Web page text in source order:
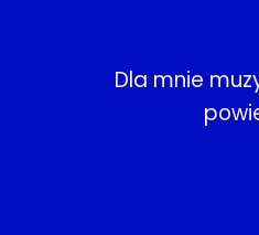
Dla mnie